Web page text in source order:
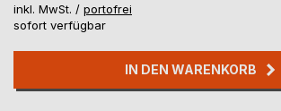
inkl. MwSt. / portofrei
sofort verfügbar
IN DEN WARENKORB